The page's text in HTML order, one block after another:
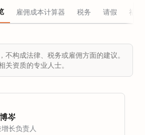
雇佣成本计算器 税务 请假 福利
不构成法律、税务或雇佣方面的建议。
关资质的专业人士。
岑
长负责人